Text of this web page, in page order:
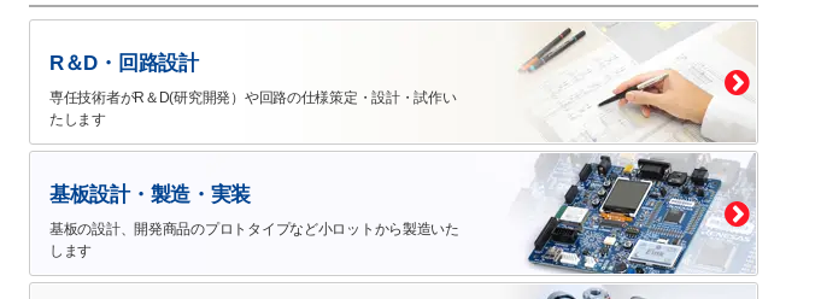
R＆D・回路設計
専任技術者がR＆D(研究開発）や回路の仕様策定・設計・試作い
たします
基板設計・製造・実装
基板の設計、開発商品のプロトタイプなど小ロットから製造いた
します